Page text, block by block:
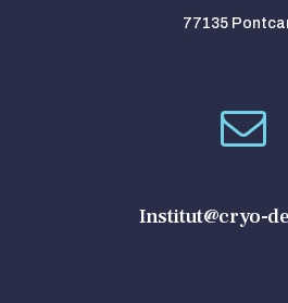
77135
Institut@cryo-